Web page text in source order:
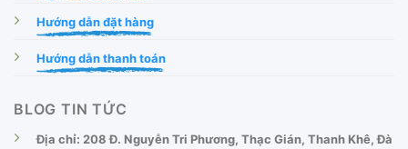
Hướng dẫn đặt hàng
Hướng dẫn thanh toán
BLOG TIN TỨC
Địa chỉ: 208 Đ. Nguyễn Tri Phương, Thạc Gián, Thanh Khê, Đà